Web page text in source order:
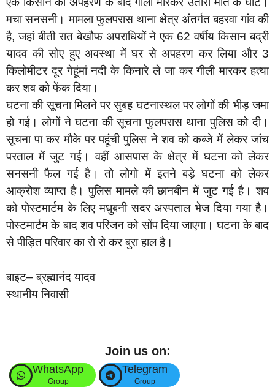
मचा सनसनी। मामला फुलपरास थाना क्षेत्र अंतर्गत बहरवा गांव की
है, जहां बीती रात बेखौफ अपराधियों ने एक 62 वर्षीय किसान बद्री
यादव की सोए हुए अवस्था में घर से अपहरण कर लिया और 3
किलोमीटर दूर गेहूंमां नदी के किनारे ले जा कर गीली मारकर हत्या
कर शव को फेंक दिया।
घटना की सूचना मिलने पर सुबह घटनास्थल पर लोगों की भीड़ जमा
हो गई। लोगों ने घटना की सूचना फुलपरास थाना पुलिस को दी।
सूचना पा कर मौके पर पहूंची पुलिस ने शव को कब्जे में लेकर जांच
परताल में जुट गई। वहीं आसपास के क्षेत्र में घटना को लेकर
सनसनी फैल गई है। तो लोगो में इतने बड़े घटना को लेकर
आक्रोश व्याप्त है। पुलिस मामले की छानबीन में जुट गई है। शव
को पोस्टमार्टम के लिए मधुबनी सदर अस्पताल भेज दिया गया है।
पोस्टमार्टम के बाद शव परिजन को सोंप दिया जाएगा। घटना के बाद
से पीड़ित परिवार का रो रो कर बुरा हाल है।
बाइट– ब्रह्मानंद यादव
स्थानीय निवासी
Join us on:
WhatsApp
Group
Telegram
Group